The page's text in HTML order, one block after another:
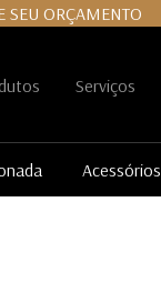
SEU ORÇAMENTO
Serviços
Acessórios